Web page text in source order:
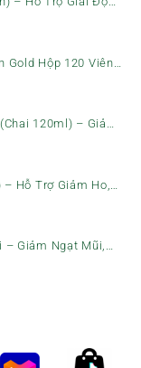
Gold Hộp 120 Viên
& Rối Loạn Tiền
120ml) – Giảm
Hỗ Trợ Giảm Ho,
– Giảm Ngạt Mũi,